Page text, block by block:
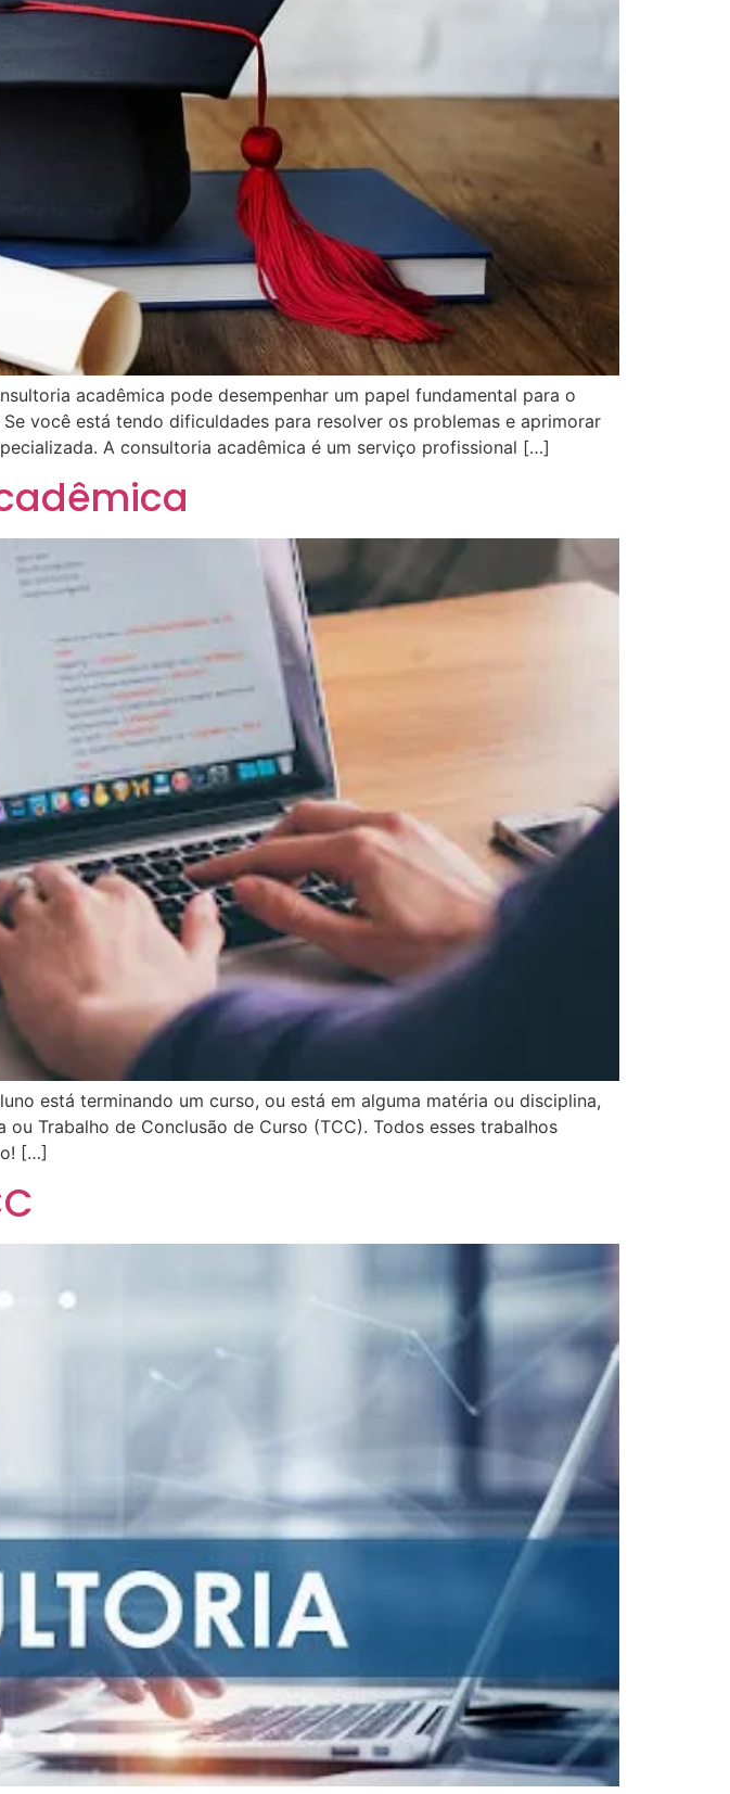
acadêmica pode desempenhar um papel fundamental para o
você está tendo dificuldades para resolver os problemas e aprimorar
A consultoria acadêmica é um serviço profissional […]
está terminando um curso, ou está em alguma matéria ou disciplina,
Trabalho de Conclusão de Curso (TCC). Todos esses trabalhos
[…]